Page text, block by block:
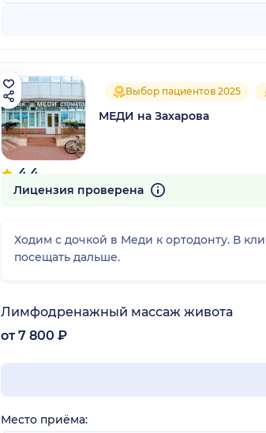
4.4
116 отзывов
Выбор пациентов 2025
МЕДИ на Захарова
Лицензия проверена
Ходим с дочкой в Меди к ортодонту. В клинике комфортно находиться, всё очень доброжелательно, начиная от гардеробщика, будем
посещать дальше.
Лимфодренажный массаж живота
от 7 800 ₽
Место приёма: